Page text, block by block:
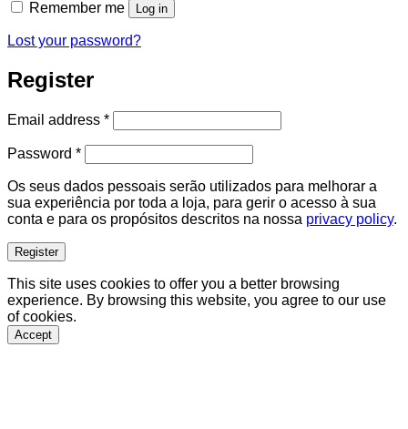
Remember me Log in
Lost your password?
Register
Email address *Required
Password *Required
Os seus dados pessoais serão utilizados para melhorar a
sua experiência por toda a loja, para gerir o acesso à sua
conta e para os propósitos descritos na nossa privacy policy.
Register
This site uses cookies to offer you a better browsing
experience. By browsing this website, you agree to our use
of cookies.
Accept